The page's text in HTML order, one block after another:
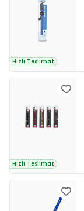
Hızlı Teslimat
Hızlı Teslimat